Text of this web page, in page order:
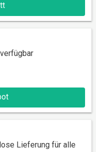
Lieferung für alle